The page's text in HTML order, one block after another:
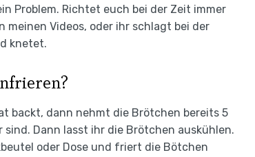
Problem. Richtet euch bei der Zeit immer
meinen Videos, oder ihr schlagt bei der
knetet.
backt, dann nehmt die Brötchen bereits 5
Dann lasst ihr die Brötchen auskühlen.
oder Dose und friert die Bötchen